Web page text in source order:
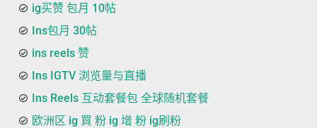
ig买赞 包月 10帖
Ins包月 30帖
ins reels 赞
Ins IGTV 浏览量与直播
Ins Reels 互动套餐包 全球随机套餐
欧洲区 ig 買 粉 ig 增 粉 ig刷粉